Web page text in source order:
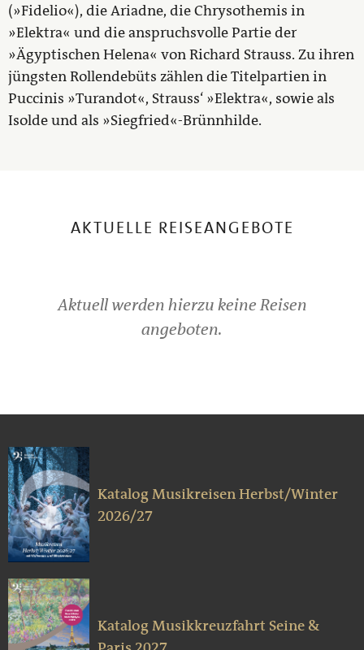
(»Fidelio«), die Ariadne, die Chrysothemis in
»Elektra« und die anspruchsvolle Partie der
»Ägyptischen Helena« von Richard Strauss. Zu ihren
jüngsten Rollendebüts zählen die Titelpartien in
Puccinis »Turandot«, Strauss‘ »Elektra«, sowie als
Isolde und als »Siegfried«-Brünnhilde.
AKTUELLE REISEANGEBOTE
Aktuell werden hierzu keine Reisen
angeboten.
Katalog Musikreisen Herbst/Winter
2026/27
Katalog Musikkreuzfahrt Seine &